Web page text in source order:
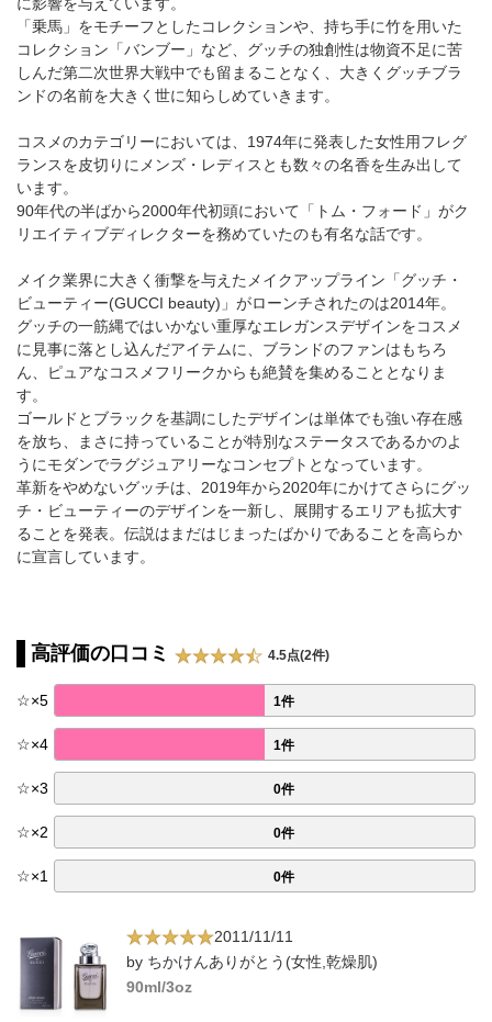
「乗馬」をモチーフとしたコレクションや、持ち手に竹を用いた
コレクション「バンブー」など、グッチの独創性は物資不足に苦
しんだ第二次世界大戦中でも留まることなく、大きくグッチブラ
ンドの名前を大きく世に知らしめていきます。
コスメのカテゴリーにおいては、1974年に発表した女性用フレグ
ランスを皮切りにメンズ・レディスとも数々の名香を生み出して
います。
90年代の半ばから2000年代初頭において「トム・フォード」がク
リエイティブディレクターを務めていたのも有名な話です。
メイク業界に大きく衝撃を与えたメイクアップライン「グッチ・
ビューティー(GUCCI beauty)」がローンチされたのは2014年。
グッチの一筋縄ではいかない重厚なエレガンスデザインをコスメ
に見事に落とし込んだアイテムに、ブランドのファンはもちろ
ん、ピュアなコスメフリークからも絶賛を集めることとなりま
す。
ゴールドとブラックを基調にしたデザインは単体でも強い存在感
を放ち、まさに持っていることが特別なステータスであるかのよ
うにモダンでラグジュアリーなコンセプトとなっています。
革新をやめないグッチは、2019年から2020年にかけてさらにグッ
チ・ビューティーのデザインを一新し、展開するエリアも拡大す
ることを発表。伝説はまだはじまったばかりであることを高らか
に宣言しています。
高評価の口コミ 4.5点(2件)
☆×5 1件
☆×4 1件
☆×3 0件
☆×2 0件
☆×1 0件
2011/11/11
by ちかけんありがとう(女性,乾燥肌)
90ml/3oz